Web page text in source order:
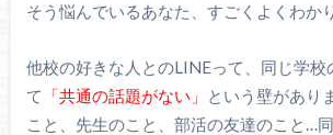
そう悩んでいるあなた、すごくよくわか
他校の好きな人とのLINEって、同じ学校
て 「共通の話題がない」
という壁があり
こと、先生のこと、部活の友達のこと…